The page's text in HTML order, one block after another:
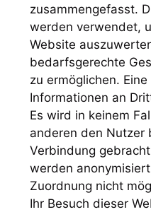
zusammengefasst.
werden verwendet,
Website
bedarfsgerechte
zu ermöglichen.
Informationen an
Es wird in keinem
anderen den Nutzer
Verbindung
werden
Zuordnung nicht
Ihr Besuch dieser